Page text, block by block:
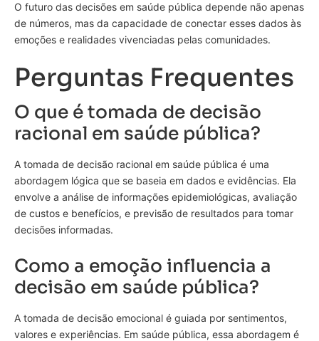
O futuro das decisões em saúde pública depende não apenas
de números, mas da capacidade de conectar esses dados às
emoções e realidades vivenciadas pelas comunidades.
Perguntas Frequentes
O que é tomada de decisão
racional em saúde pública?
A tomada de decisão racional em saúde pública é uma
abordagem lógica que se baseia em dados e evidências. Ela
envolve a análise de informações epidemiológicas, avaliação
de custos e benefícios, e previsão de resultados para tomar
decisões informadas.
Como a emoção influencia a
decisão em saúde pública?
A tomada de decisão emocional é guiada por sentimentos,
valores e experiências. Em saúde pública, essa abordagem é